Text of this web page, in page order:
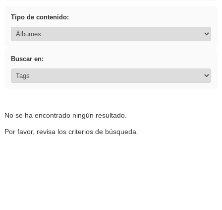
Tipo de contenido:
Buscar en:
No se ha encontrado ningún resultado.
Por favor, revisa los criterios de búsqueda.